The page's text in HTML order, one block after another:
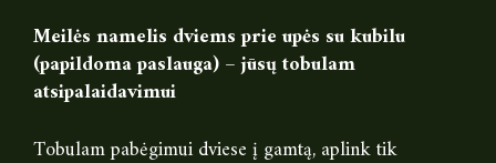
Meilės namelis dviems prie upės su kubilu
(papildoma paslauga) – jūsų tobulam
atsipalaidavimui
Tobulam pabėgimui dviese į gamtą, aplink tik